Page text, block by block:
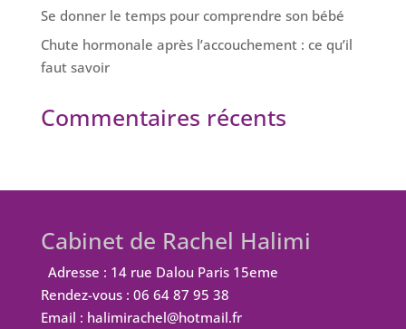
Se donner le temps pour comprendre son bébé
Chute hormonale après l’accouchement : ce qu’il
faut savoir
Commentaires récents
Cabinet de Rachel Halimi
Adresse : 14 rue Dalou Paris 15eme
Rendez-vous : 06 64 87 95 38
Email : halimirachel@hotmail.fr